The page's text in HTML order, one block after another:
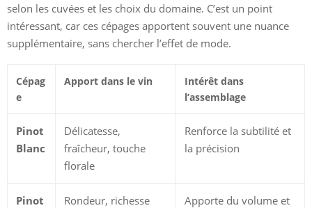
selon les cuvées et les choix du domaine. C’est un point
intéressant, car ces cépages apportent souvent une nuance
supplémentaire, sans chercher l’effet de mode.
Cépag
e
Apport dans le vin
Intérêt dans
l’assemblage
Pinot
Blanc
Délicatesse,
fraîcheur, touche
florale
Renforce la subtilité et
la précision
Pinot
Rondeur, richesse
Apporte du volume et